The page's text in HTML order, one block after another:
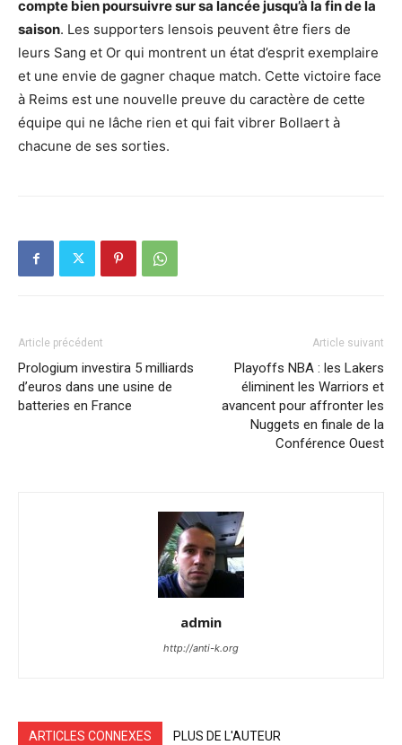
compte bien poursuivre sur sa lancée jusqu’à la fin de la
saison. Les supporters lensois peuvent être fiers de
leurs Sang et Or qui montrent un état d’esprit exemplaire
et une envie de gagner chaque match. Cette victoire face
à Reims est une nouvelle preuve du caractère de cette
équipe qui ne lâche rien et qui fait vibrer Bollaert à
chacune de ses sorties.
Article précédent
Prologium investira 5 milliards
d’euros dans une usine de
batteries en France
Article suivant
Playoffs NBA : les Lakers
éliminent les Warriors et
avancent pour affronter les
Nuggets en finale de la
Conférence Ouest
admin
http://anti-k.org
ARTICLES CONNEXES PLUS DE L'AUTEUR